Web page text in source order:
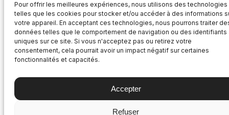
Pour offrir les meilleures expériences, nous utilisons des technologies
telles que les cookies pour stocker et/ou accéder à des informations
votre appareil. En acceptant ces technologies, nous pourrons traiter
données telles que le comportement de navigation ou des identifiants
uniques sur ce site. Si vous n'acceptez pas ou retirez votre
consentement, cela pourrait avoir un impact négatif sur certaines
fonctionnalités et capacités.
Accepter
Refuser
L'article a été ajouté à votre panier.
Qu’est-ce qu’une habitation Q-ZEN / BEN ? x1
Au panier Continuer mes achats